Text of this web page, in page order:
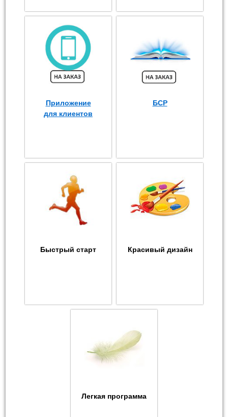
Приложение
для клиентов
БСР
Быстрый старт Красивый дизайн
Легкая программа